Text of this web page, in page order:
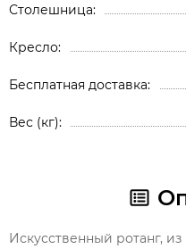
Столешница
Кресло
Бесплатная доставка
Вес (кг)
Искусственный ротанг,